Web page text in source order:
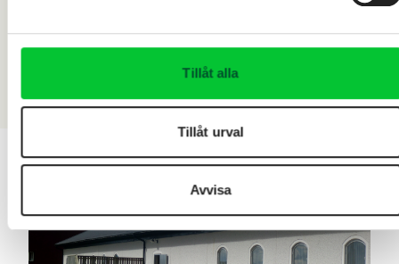
Tillåt alla
Tillåt urval
Avvisa